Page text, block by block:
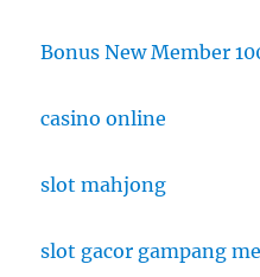
Bonus New Member
casino online
slot mahjong
slot gacor gampang